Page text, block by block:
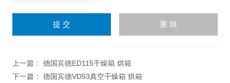
上一篇： 德国宾德ED115干燥箱 烘箱
下一篇： 德国宾德VD53真空干燥箱 烘箱